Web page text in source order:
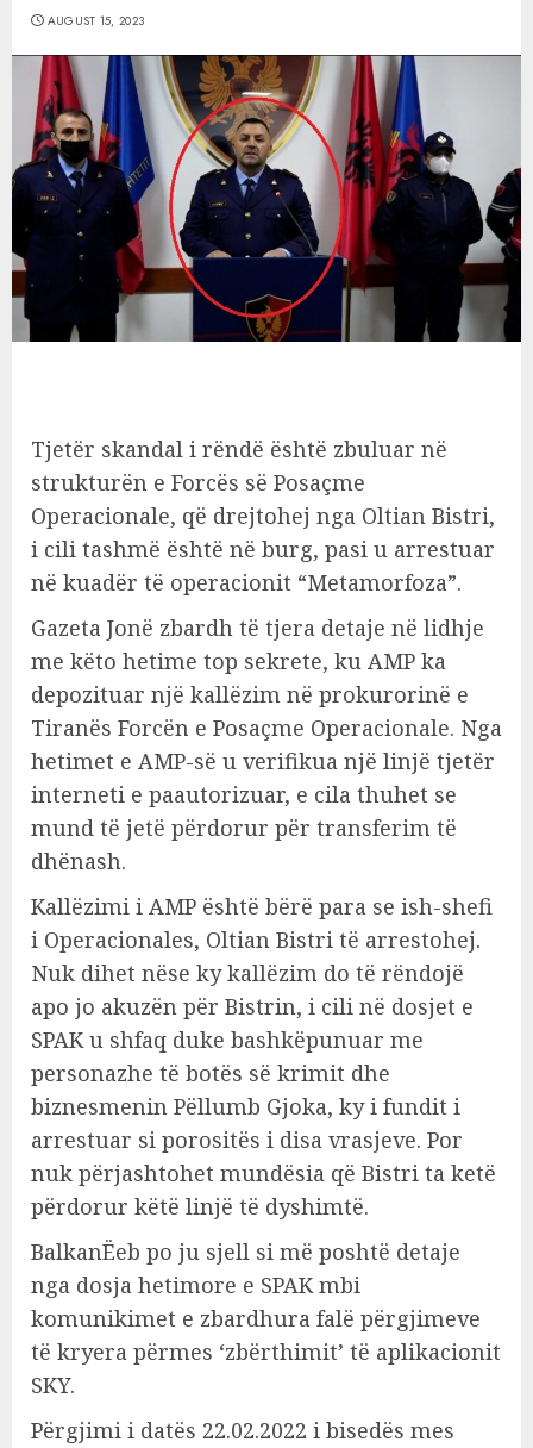
AUGUST 15, 2023
Tjetër skandal i rëndë është zbuluar në
strukturën e Forcës së Posaçme
Operacionale, që drejtohej nga Oltian Bistri,
i cili tashmë është në burg, pasi u arrestuar
në kuadër të operacionit “Metamorfoza”.
Gazeta Jonë zbardh të tjera detaje në lidhje
me këto hetime top sekrete, ku AMP ka
depozituar një kallëzim në prokurorinë e
Tiranës Forcën e Posaçme Operacionale. Nga
hetimet e AMP-së u verifikua një linjë tjetër
interneti e paautorizuar, e cila thuhet se
mund të jetë përdorur për transferim të
dhënash.
Kallëzimi i AMP është bërë para se ish-shefi
i Operacionales, Oltian Bistri të arrestohej.
Nuk dihet nëse ky kallëzim do të rëndojë
apo jo akuzën për Bistrin, i cili në dosjet e
SPAK u shfaq duke bashkëpunuar me
personazhe të botës së krimit dhe
biznesmenin Pëllumb Gjoka, ky i fundit i
arrestuar si porositës i disa vrasjeve. Por
nuk përjashtohet mundësia që Bistri ta ketë
përdorur këtë linjë të dyshimtë.
BalkanËeb po ju sjell si më poshtë detaje
nga dosja hetimore e SPAK mbi
komunikimet e zbardhura falë përgjimeve
të kryera përmes ‘zbërthimit’ të aplikacionit
SKY.
Përgjimi i datës 22.02.2022 i bisedës mes